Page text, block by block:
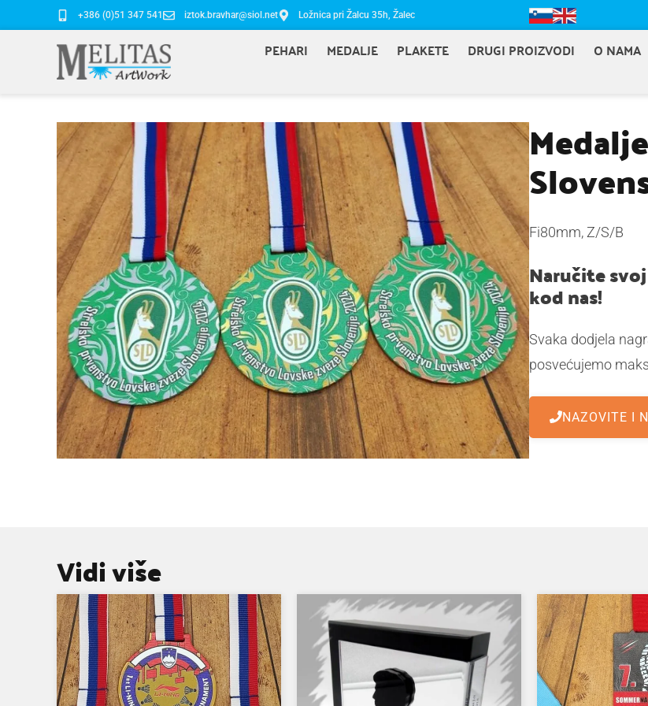
+386 (0)51 347 541 iztok.bravhar@siol.net Ložnica pri Žalcu 35h, Žalec
PEHARI MEDALJE PLAKETE DRUGI PROIZVODI O NAMA
Fi80mm, Z/S/B
Naručite
kod nas!
Svaka dodjela
posvećujemo
NAZOVITE I
Vidi više